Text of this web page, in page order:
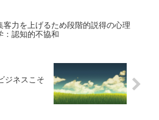
客力を上げるため段階的説得の心理
：認知的不協和
ジネスこそ